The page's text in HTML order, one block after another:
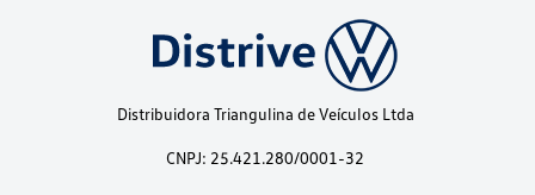
Distribuidora Triangulina de Veículos Ltda
CNPJ: 25.421.280/0001-32